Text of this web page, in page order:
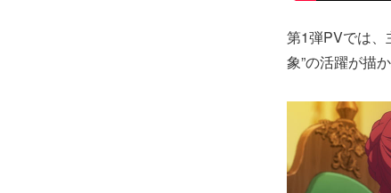
第1弾PVでは、
象”の活躍が描